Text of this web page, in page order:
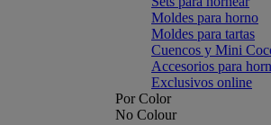
Moldes para horno
Moldes para tartas
Cuencos y Mini
Accesorios para
Exclusivos online
Por Color
No Colour